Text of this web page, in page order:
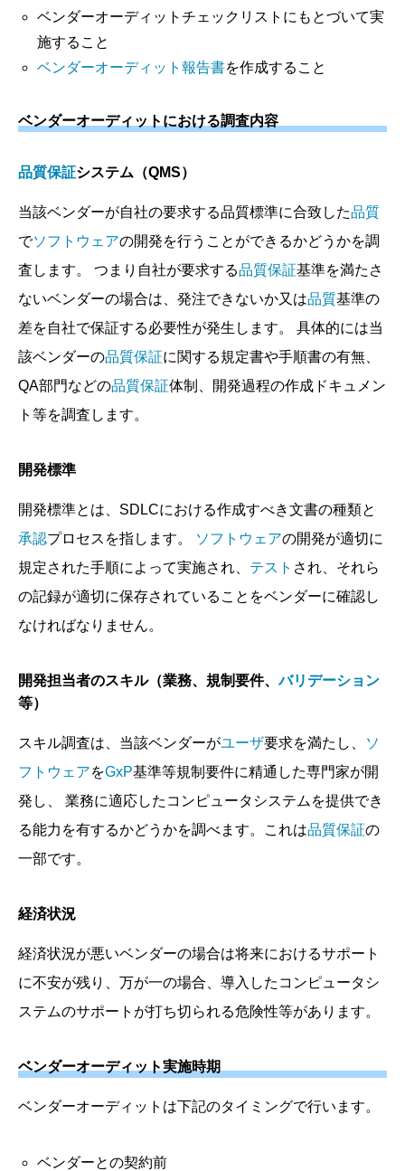
ベンダーオーディットチェックリストにもとづいて実
施すること
ベンダーオーディット報告書を作成すること
ベンダーオーディットにおける調査内容
品質保証システム（QMS）
当該ベンダーが自社の要求する品質標準に合致した品質
でソフトウェアの開発を行うことができるかどうかを調
査します。 つまり自社が要求する品質保証基準を満たさ
ないベンダーの場合は、発注できないか又は品質基準の
差を自社で保証する必要性が発生します。 具体的には当
該ベンダーの品質保証に関する規定書や手順書の有無、
QA部門などの品質保証体制、開発過程の作成ドキュメン
ト等を調査します。
開発標準
開発標準とは、SDLCにおける作成すべき文書の種類と
承認プロセスを指します。 ソフトウェアの開発が適切に
規定された手順によって実施され、 テスト され、それら
の記録が適切に保存されていることをベンダーに確認し
なければなりません。
開発担当者のスキル（業務、規制要件、バリデーション
等）
スキル調査は、当該ベンダーがユーザ要求を満たし、
ソ
フトウェアをGxP基準等規制要件に精通した専門家が開
発し、 業務に適応したコンピュータシステムを提供でき
る能力を有するかどうかを調べます。これは品質保証の
一部です。
経済状況
経済状況が悪いベンダーの場合は将来におけるサポート
に不安が残り、万が一の場合、導入したコンピュータシ
ステムのサポートが打ち切られる危険性等があります。
ベンダーオーディット実施時期
ベンダーオーディットは下記のタイミングで行います。
ベンダーとの契約前